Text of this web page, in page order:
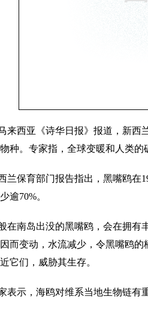
来西亚《诗华日报》报道，新西
种。专家指，全球变暖和人类的
兰保育部门报告指出，黑嘴鸥在
逾70%。
在南岛出没的黑嘴鸥，会在拥有
而变动，水流减少，令黑嘴鸥
它们，威胁其生存。
表示，海鸥对维系当地生物链有